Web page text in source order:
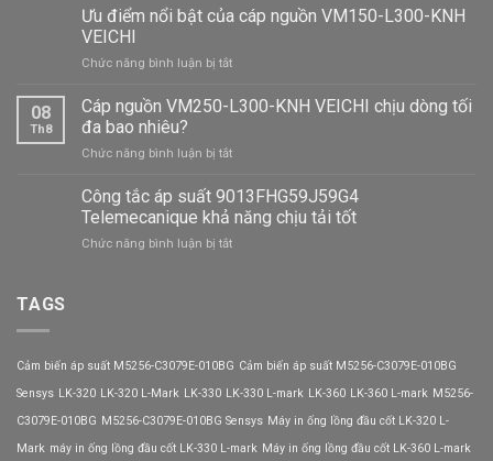
tần
AC600-
075G/090P-
E3
suất
tải
mạnh
Ưu điểm nổi bật của cáp nguồn VM150-L300-KNH
VEICHI
Chức năng bình luận bị tắtở
điểm
của
nguồn
VM150-
KNH
08
Th8
Cáp nguồn VM250-L300-KNH VEICHI chịu dòng tối
đa bao nhiêu?
Chức năng bình luận bị tắtở
nguồn
VM250-
L300-
KNH
bao
Công tắc áp suất 9013FHG59J59G4
Telemecanique khả năng chịu tải tốt
Chức năng bình luận bị tắtở
khả
năng
tải
tốt
TAGS
Cảm biến áp suất M5256-C3079E-010BG Cảm biến áp suất M5256-C3079E-010BG
Sensys LK-320 LK-320 L-Mark LK-330 LK-330 L-mark LK-360 LK-360 L-mark M5256-
C3079E-010BG M5256-C3079E-010BG Sensys Máy in ống lồng đầu cốt LK-320 L-
Mark máy in ống lồng đầu cốt LK-330 L-mark Máy in ống lồng đầu cốt LK-360 L-mark